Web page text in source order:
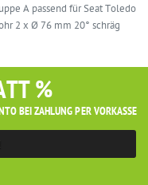
A passend für Seat Toledo
2 x Ø 76 mm 20° schräg
%
BEI ZAHLUNG PER VORKASSE